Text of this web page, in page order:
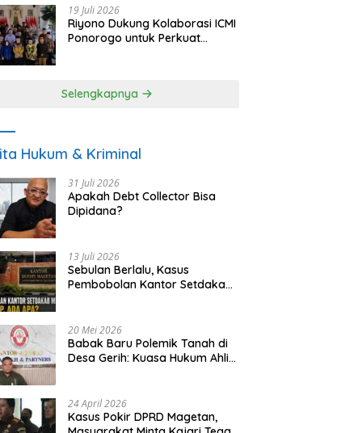
19 Juli 2026
Riyono Dukung Kolaborasi ICMI
Ponorogo untuk Perkuat
Selengkapnya
Hukum & Kriminal
31 Juli 2026
Apakah Debt Collector Bisa
Dipidana?
13 Juli 2026
Sebulan Berlalu, Kasus
Pembobolan Kantor Setdakab
20 Mei 2026
Babak Baru Polemik Tanah di
Desa Gerih: Kuasa Hukum Ahli
24 April 2026
Kasus Pokir DPRD Magetan,